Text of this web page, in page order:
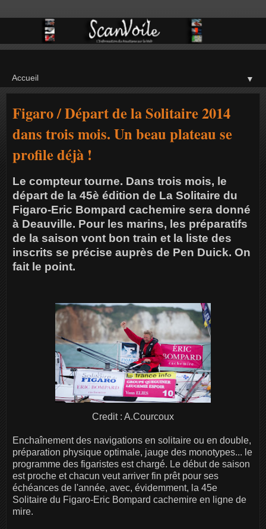
▼
Figaro / Départ de la Solitaire 2014
dans trois mois. Un beau plateau se
profile déjà !
Le compteur tourne. Dans trois mois, le
départ de la 45è édition de La Solitaire du
Figaro-Eric Bompard cachemire sera donné
à Deauville. Pour les marins, les préparatifs
de la saison vont bon train et la liste des
inscrits se précise auprès de Pen Duick. On
fait le point.
Credit : A.Courcoux
Enchaînement des navigations en solitaire ou en double,
préparation physique optimale, jauge des monotypes... le
programme des figaristes est chargé. Le début de saison
est proche et chacun veut arriver fin prêt pour ses
échéances de l'année, avec, évidemment, la 45e
Solitaire du Figaro-Eric Bompard cachemire en ligne de
mire.